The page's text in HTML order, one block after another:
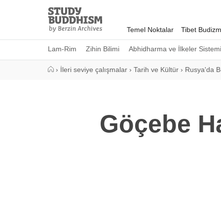
Study
Buddhism
Home
Temel Noktalar Tibet
Lam-Rim Zihin Bilimi Abhidharma ve İlkeler Sistemi
› İleri seviye çalışmalar › Tarih ve Kültür › Rusya'da
Göçebe